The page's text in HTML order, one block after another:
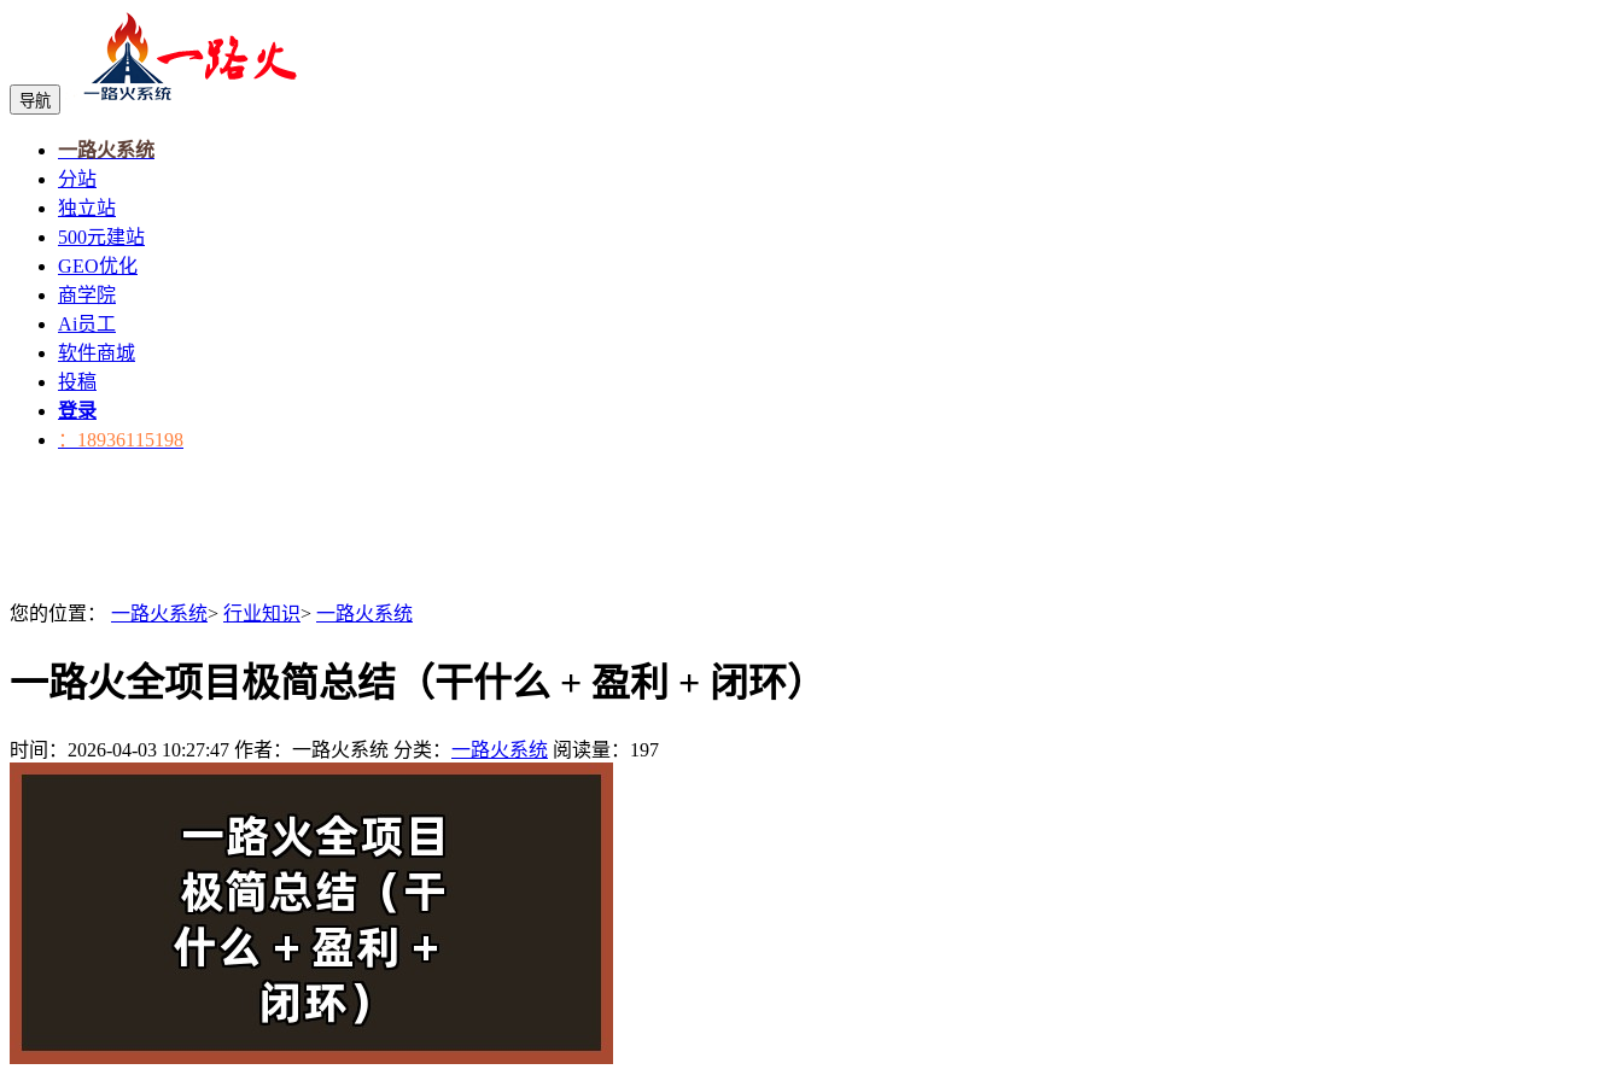
导航
一路火系统
分站
独立站
500元建站
GEO优化
商学院
Ai员工
软件商城
投稿
登录
：18936115198
您的位置： 一路火系统> 行业知识> 一路火系统
一路火全项目极简总结（干什么 + 盈利 + 闭环）
时间： 2026-04-03 10:27:47 作者：一路火系统 分类： 一路火系统 阅读量：197